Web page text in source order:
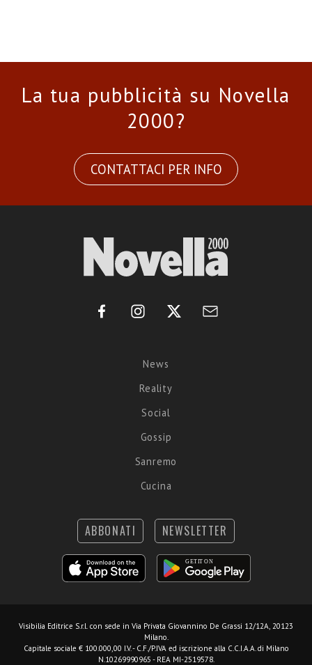
La tua pubblicità su Novella
2000?
CONTATTACI PER INFO
News
Reality
Social
Gossip
Sanremo
Cucina
ABBONATI NEWSLETTER
Visibilia Editrice S.r.l. con sede in Via Privata Giovannino De Grassi 12/12A, 20123
Milano.
Capitale sociale € 100.000,00 I.V. - C.F./P.IVA ed iscrizione alla C.C.I.A.A. di Milano
N.10269990965 - REA MI-2519578.